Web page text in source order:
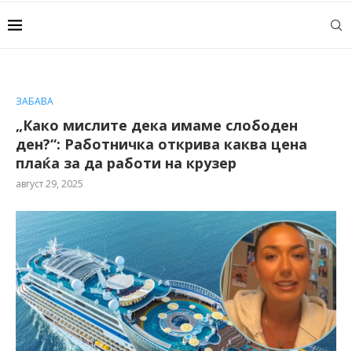
ЗАБАВА
„Како мислите дека имаме слободен
ден?“: Работничка открива каква цена
плаќа за да работи на крузер
август 29, 2025